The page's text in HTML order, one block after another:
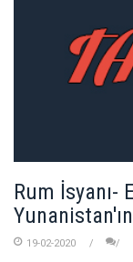
Rum İsyanı-
19-02-2020